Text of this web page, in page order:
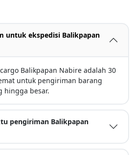
untuk ekspedisi Balikpapan
Balikpapan Nabire adalah 30
untuk pengiriman barang
hingga besar.
pengiriman Balikpapan